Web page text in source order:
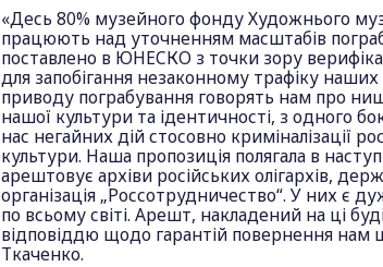
«Десь 80% музейного фонду Художнього
працюють над уточненням масштабів
поставлено в ЮНЕСКО з точки зору
для запобігання незаконному трафіку наших
приводу пограбування говорять нам про
нашої культури та ідентичності, з одного
нас негайних дій стосовно криміналізації
культури. Наша пропозиція полягала в
арештовує архіви російських олігархів,
організація „Россотрудничество“. У них є
по всьому світі. Арешт, накладений на ці
відповіддю щодо гарантій повернення нам
Ткаченко.